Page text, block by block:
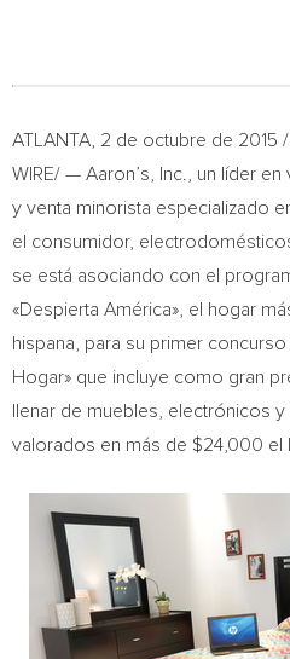
ATLANTA , 2 de octubre de 2015
WIRE/ — Aaron’s, Inc., un líder
y venta minorista especializado
el consumidor,
se está asociando con el
«Despierta América», el hogar
hispana, para su primer
Hogar» que incluye como gran
llenar de muebles, electrónicos
valorados en más de $24,000 el